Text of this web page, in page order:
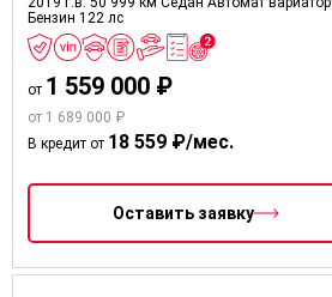
Бензин 122 лс
от 1 559 000 ₽
от 1 689 000 ₽
В кредит от 18 559 ₽/мес.
Оставить заявку